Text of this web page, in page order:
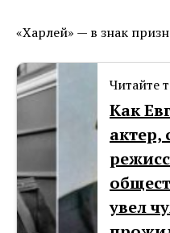
«Харлей» — в знак
Читайте
Как
актер,
увел